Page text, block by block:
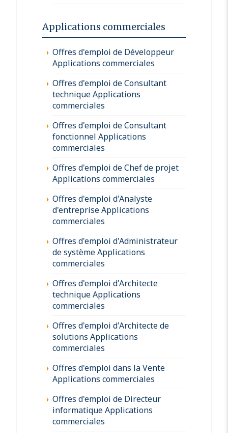
Applications commerciales
Offres d'emploi de Développeur
Applications commerciales
Offres d'emploi de Consultant
technique Applications
commerciales
Offres d'emploi de Consultant
fonctionnel Applications
commerciales
Offres d'emploi de Chef de projet
Applications commerciales
Offres d'emploi d'Analyste
d'entreprise Applications
commerciales
Offres d'emploi d'Administrateur
de système Applications
commerciales
Offres d'emploi d'Architecte
technique Applications
commerciales
Offres d'emploi d'Architecte de
solutions Applications
commerciales
Offres d'emploi dans la Vente
Applications commerciales
Offres d'emploi de Directeur
informatique Applications
commerciales